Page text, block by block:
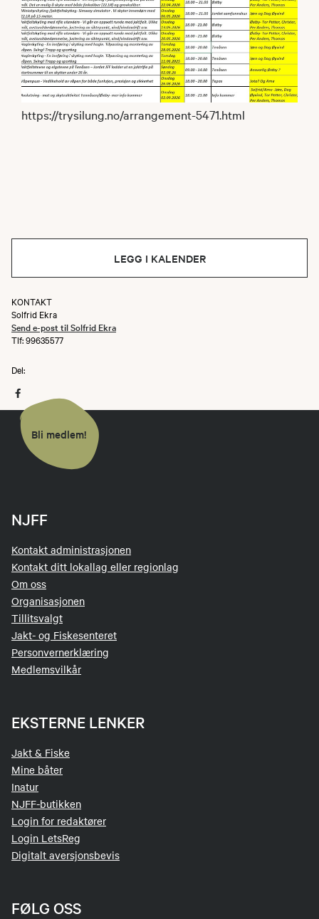
https://trysilung.no/arrangement-5471.html
LEGG I KALENDER
KONTAKT
Solfrid Ekra
Send e-post til Solfrid Ekra
Tlf: 99635577
Del:
Bli medlem!
NJFF
Kontakt administrasjonen
Kontakt ditt lokallag eller regionlag
Om oss
Organisasjonen
Tillitsvalgt
Jakt- og Fiskesenteret
Personvernerklæring
Medlemsvilkår
EKSTERNE LENKER
Jakt & Fiske
Mine båter
Inatur
NJFF-butikken
Login for redaktører
Login LetsReg
Digitalt aversjonsbevis
FØLG OSS